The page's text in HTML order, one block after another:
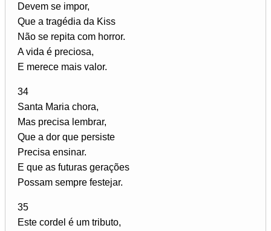
Devem se impor,
Que a tragédia da Kiss
Não se repita com horror.
A vida é preciosa,
E merece mais valor.
34
Santa Maria chora,
Mas precisa lembrar,
Que a dor que persiste
Precisa ensinar.
E que as futuras gerações
Possam sempre festejar.
35
Este cordel é um tributo,